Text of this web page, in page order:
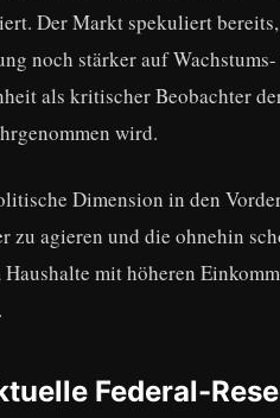
Der Markt spekuliert
noch stärker auf
als kritischer Beobachter
wird.
Dimension in den
zu agieren und die ohnehin
mit höheren
Federal-